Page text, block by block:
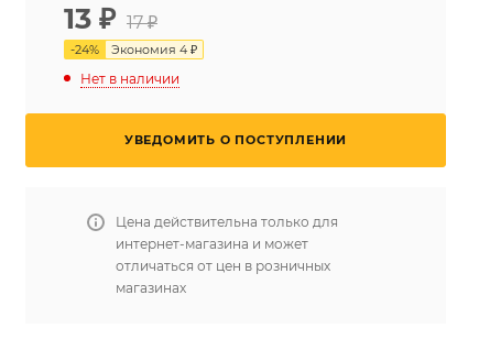
13 ₽ 17 ₽
-24% Экономия 4 ₽
Нет в наличии
УВЕДОМИТЬ О ПОСТУПЛЕНИИ
Цена действительна только для
интернет-магазина и может
отличаться от цен в розничных
магазинах